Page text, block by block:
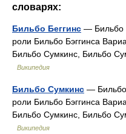
словарях:
Бильбо Беггинс — Бильбо
роли Бильбо Бэггинса
Бильбо Сумкинс, Бильбо
Википедия
Бильбо Сумкинс — Бильбо
роли Бильбо Бэггинса
Бильбо Сумкинс, Бильбо
Википедия